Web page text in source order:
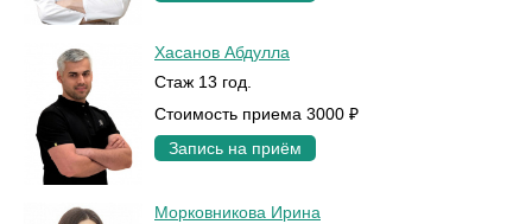
Хасанов Абдулла
Стаж 13 год.
Стоимость приема 3000 ₽
Запись на приём
Морковникова Ирина